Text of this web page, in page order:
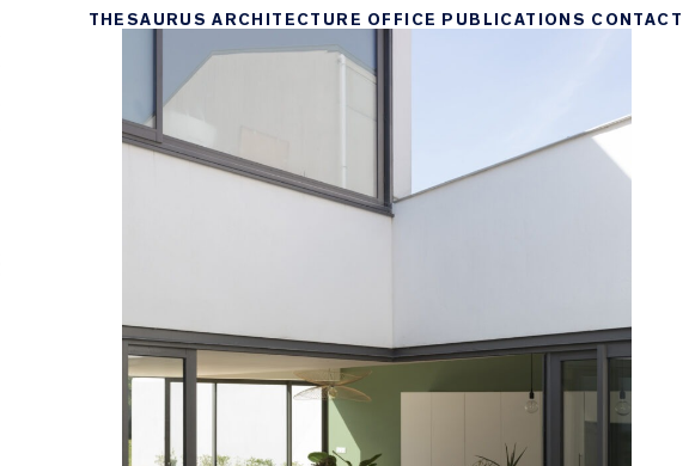
THESAURUS ARCHITECTURE OFFICE PUBLICATIONS CONTACT